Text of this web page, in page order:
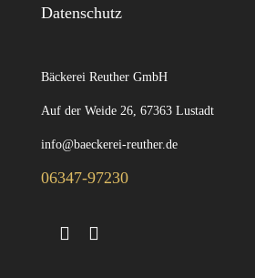
Datenschutz
Bäckerei Reuther GmbH
Auf der Weide 26, 67363 Lustadt
info@baeckerei-reuther.de
06347-97230